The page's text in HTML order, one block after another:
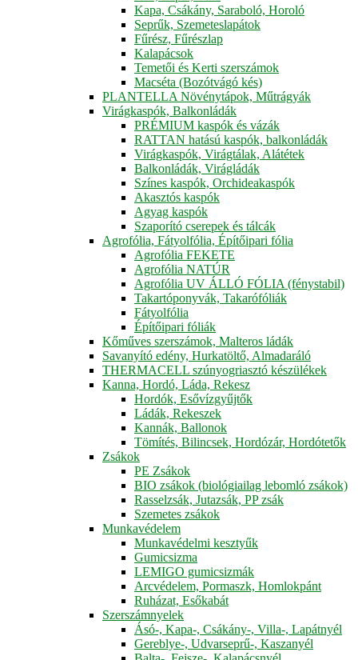
Kapa, Csákány, Saraboló, Horoló
Seprűk, Szemeteslapátok
Fűrész, Fűrészlap
Kalapácsok
Temetői és Kerti szerszámok
Macséta (Bozótvágó kés)
PLANTELLA Növénytápok, Műtrágyák
Virágkaspók, Balkonládák
PRÉMIUM kaspók és vázák
RATTAN hatású kaspók, balkonládák
Virágkaspók, Virágtálak, Alátétek
Balkonládák, Virágládák
Színes kaspók, Orchideakaspók
Akasztós kaspók
Agyag kaspók
Szaporító cserepek és tálcák
Agrofólia, Fátyolfólia, Építőipari fólia
Agrofólia FEKETE
Agrofólia NATÚR
Agrofólia UV ÁLLÓ FÓLIA (fénystabil)
Takartóponyvák, Takarófóliák
Fátyolfólia
Építőipari fóliák
Kőműves szerszámok, Malteros ládák
Savanyító edény, Hurkatöltő, Almadaráló
THERMACELL szúnyogriasztó készülékek
Kanna, Hordó, Láda, Rekesz
Hordók, Esővízgyűjtők
Ládák, Rekeszek
Kannák, Ballonok
Tömítés, Bilincsek, Hordózár, Hordótetők
Zsákok
PE Zsákok
BIO zsákok (biológiailag lebomló zsákok)
Rasselzsák, Jutazsák, PP zsák
Szemetes zsákok
Munkavédelem
Munkavédelmi kesztyűk
Gumicsizma
LEMIGO gumicsizmák
Arcvédelem, Pormaszk, Homlokpánt
Ruházat, Esőkabát
Szerszámnyelek
Ásó-, Kapa-, Csákány-, Villa-, Lapátnyél
Gereblye-, Udvarseprű-, Kaszanyél